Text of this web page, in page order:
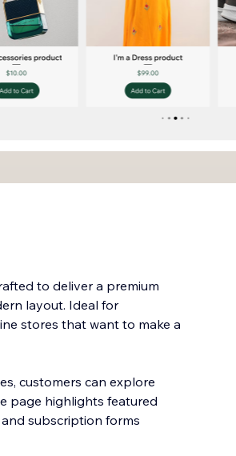
to deliver a premium
layout. Ideal for
stores that want to make a
customers can explore
page highlights featured
subscription forms